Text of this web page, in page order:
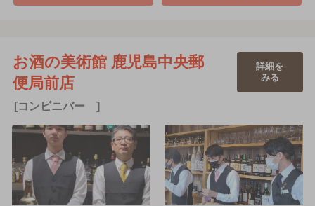
お酒の美術館 鹿児島中央郵
便局前店
[コンビニバー ]
詳細を
みる